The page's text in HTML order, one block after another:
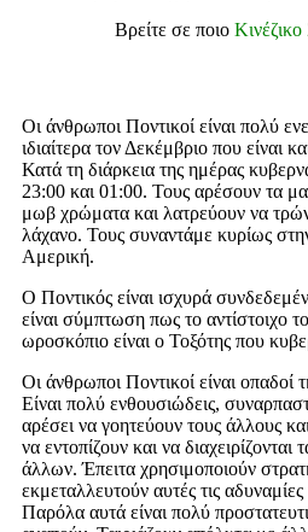
Βρείτε σε ποιο
Οι άνθρωποι Ποντικοί είναι πολύ
ιδιαίτερα τον Δεκέμβριο που είναι
Κατά τη διάρκεια της ημέρας
23:00 και 01:00. Τους αρέσουν τα
μωβ χρώματα και λατρεύουν να
λάχανο. Τους συναντάμε κυρίως
Αμερική.
Ο Ποντικός είναι ισχυρά
είναι σύμπτωση πως το αντίστοιχο
ωροσκόπιο είναι ο Τοξότης που
Οι άνθρωποι Ποντικοί είναι οπαδοί
Είναι πολύ ενθουσιώδεις,
αρέσει να γοητεύουν τους άλλους
να εντοπίζουν και να
άλλων. Έπειτα χρησιμοποιούν
εκμεταλλευτούν αυτές τις
Παρόλα αυτά είναι πολύ